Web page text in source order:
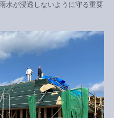
水が浸透しないように守る重要